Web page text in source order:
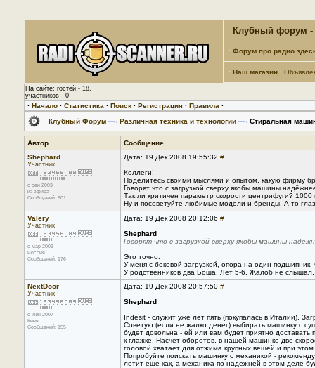
Клубный форум -
· Форум про радио
· Наш магазин ·
На сайте: гостей - 18,
участников - 0
· Начало · Статистика · Поиск · Регистрация · Правила ·
Клубный Форум —› Различная техника и технологии —› Стиральная
Автор
Сообщение
Shephard
Участник
с сен 2003
из эфира
Сообщений: 601
Дата: 19 Дек 2008 19:55:32 #
Коллеги!
Поделитесь своими мыслями и опытом, какую фирму
Говорят что с загрузкой сверху якобы машины
Так ли критичен параметр скорости центрифуги?
Ну и посоветуйте любимые модели и бренды. А то
Valery
Участник
с мар 2003
Россия
Сообщений: 176
Дата: 19 Дек 2008 20:12:06 #
Shephard
Говорят что с загрузкой сверху якобы машины
Это точно.
У меня с боковой загрузкой, опора на один
У родственников два Боша. Лет 5-6. Жалоб не слышал.
NextDoor
Участник
с июн 2007
Киев
Сообщений: 155
Дата: 19 Дек 2008 20:57:50 #
Shephard
Indesit - служит уже лет пять (покупалась в Италии).
Советую (если не жалко денег) выбирать машинку с
будет довольна - ей или вам будет приятно доставать
к глажке. Насчет оборотов, в нашей машинке две
головой хватает для отжима крупных вещей и при
Попробуйте поискать машинку с механикой -
летит еще как, а механика по надежней в этом деле